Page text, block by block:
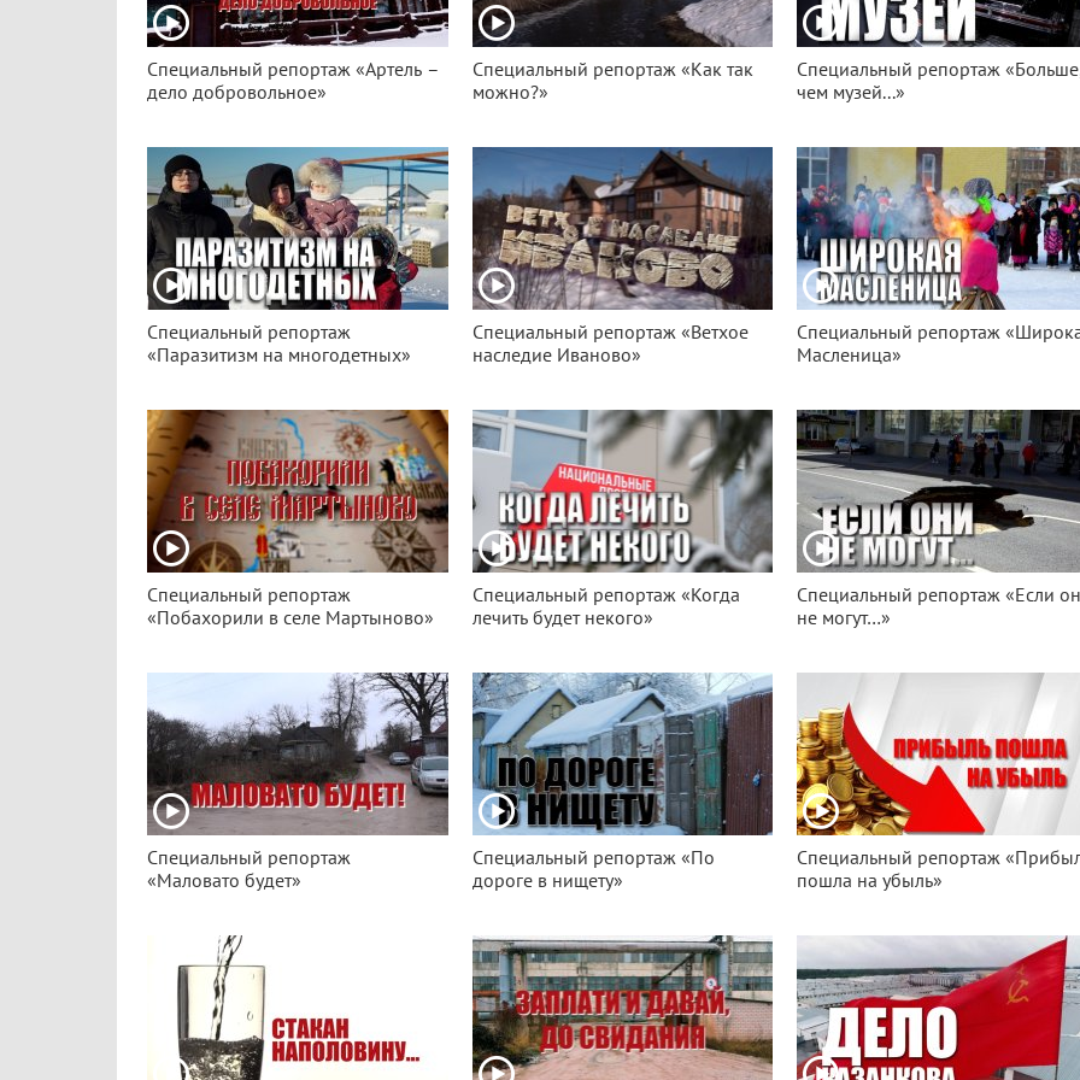
Специальный репортаж «Артель –
дело добровольное»
Специальный репортаж «Как так
можно?»
Специальный репортаж
чем музей...»
Специальный репортаж
«Паразитизм на многодетных»
Специальный репортаж «Ветхое
наследие Иваново»
Специальный репортаж
Масленица»
Специальный репортаж
«Побахорили в селе Мартыново»
Специальный репортаж «Когда
лечить будет некого»
Специальный репортаж «Если
не могут…»
Специальный репортаж
«Маловато будет»
Специальный репортаж «По
дороге в нищету»
Специальный репортаж
пошла на убыль»